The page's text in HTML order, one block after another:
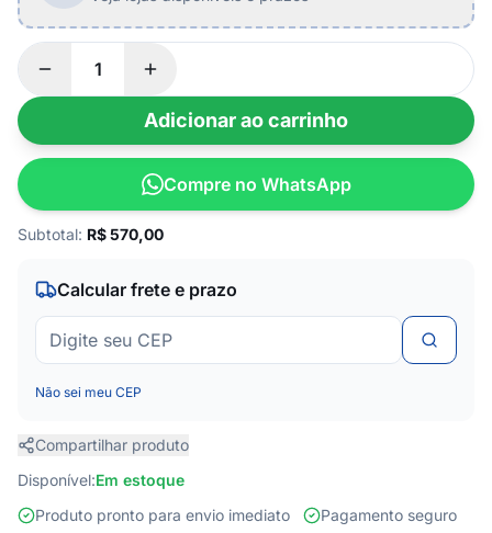
Adicionar ao carrinho
Compre no WhatsApp
Subtotal: R$570,00
Calcular frete e prazo
Não sei meu CEP
Compartilhar produto
Disponível:Em estoque
Produto pronto para envio imediato
Pagamento seguro